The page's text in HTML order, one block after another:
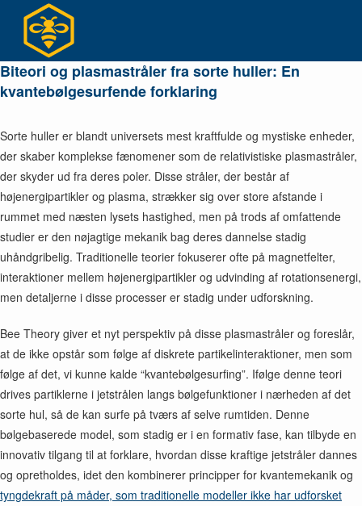
content
Biteori og plasmastråler fra sorte huller: En
kvantebølgesurfende forklaring
Sorte huller er blandt universets mest kraftfulde og mystiske enheder,
der skaber komplekse fænomener som de relativistiske plasmastråler,
der skyder ud fra deres poler. Disse stråler, der består af
højenergipartikler og plasma, strækker sig over store afstande i
rummet med næsten lysets hastighed, men på trods af omfattende
studier er den nøjagtige mekanik bag deres dannelse stadig
uhåndgribelig. Traditionelle teorier fokuserer ofte på magnetfelter,
interaktioner mellem højenergipartikler og udvinding af rotationsenergi,
men detaljerne i disse processer er stadig under udforskning.
Bee Theory giver et nyt perspektiv på disse plasmastråler og foreslår,
at de ikke opstår som følge af diskrete partikelinteraktioner, men som
følge af det, vi kunne kalde “kvantebølgesurfing”. Ifølge denne teori
drives partiklerne i jetstrålen langs bølgefunktioner i nærheden af det
sorte hul, så de kan surfe på tværs af selve rumtiden. Denne
bølgebaserede model, som stadig er i en formativ fase, kan tilbyde en
innovativ tilgang til at forklare, hvordan disse kraftige jetstråler dannes
og opretholdes, idet den kombinerer principper for kvantemekanik og
tyngdekraft på måder, som traditionelle modeller ikke har udforsket